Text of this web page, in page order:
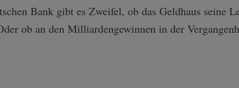
Bank gibt es Zweifel, ob das Geldhaus seine
ob an den Milliardengewinnen in der